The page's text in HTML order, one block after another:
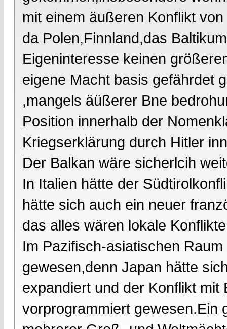
mit einem äußeren Konflikt
da Polen,Finnland,das
Eigeninteresse keinen
eigene Macht basis gefährdet
,mangels äüßerer Bne
Position innerhalb der
Kriegserklärung durch Hitler
Der Balkan wäre sicherlcih
In Italien hätte der
hätte sich auch ein neuer
das alles wären lokale
Im Pazifisch-asiatischen
gewesen,denn Japan hätte
expandiert und der Konflikt
vorprogrammiert gewesen.Ein